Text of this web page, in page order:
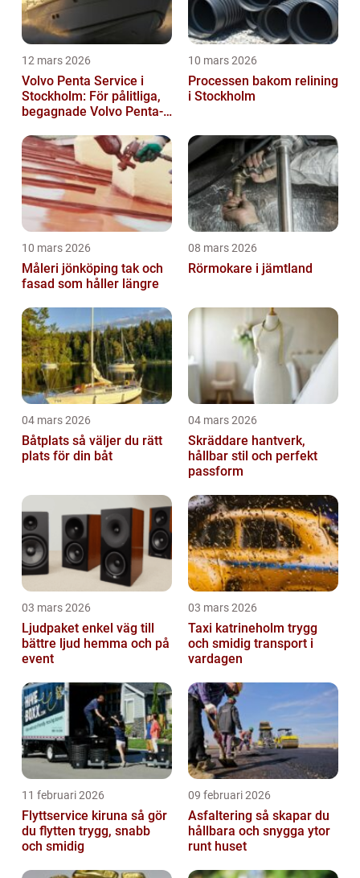
12 mars 2026
Volvo Penta Service i
Stockholm: För pålitliga,
begagnade Volvo Penta-
10 mars 2026
Processen bakom relining
i Stockholm
10 mars 2026
Måleri jönköping tak och
fasad som håller längre
08 mars 2026
Rörmokare i jämtland
04 mars 2026
Båtplats så väljer du rätt
plats för din båt
04 mars 2026
Skräddare hantverk,
hållbar stil och perfekt
passform
03 mars 2026
Ljudpaket enkel väg till
bättre ljud hemma och på
event
03 mars 2026
Taxi katrineholm trygg
och smidig transport i
vardagen
11 februari 2026
Flyttservice kiruna så gör
du flytten trygg, snabb
och smidig
09 februari 2026
Asfaltering så skapar du
hållbara och snygga ytor
runt huset